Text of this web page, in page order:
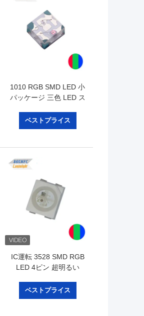
1010 RGB SMD LED 小
パッケージ 三色 LED ス
ベストプライス
IC運転 3528 SMD RGB
LED 4ピン 超明るい
ベストプライス